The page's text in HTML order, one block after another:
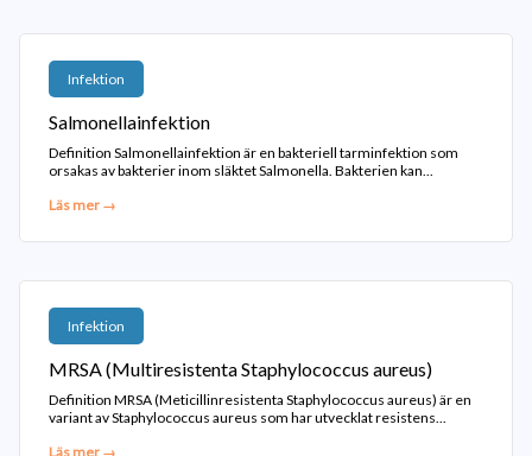
Infektion
Salmonellainfektion
Definition Salmonellainfektion är en bakteriell tarminfektion som
orsakas av bakterier inom släktet Salmonella. Bakterien kan...
Läs mer →
Infektion
MRSA (Multiresistenta Staphylococcus aureus)
Definition MRSA (Meticillinresistenta Staphylococcus aureus) är en
variant av Staphylococcus aureus som har utvecklat resistens...
Läs mer →